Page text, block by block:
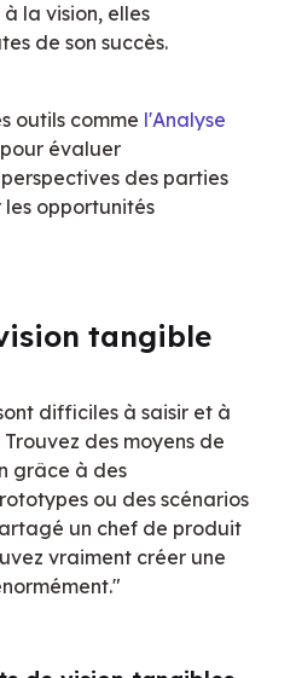
la vision, elles
de son succès.
outils comme l'Analyse
pour évaluer
des parties
opportunités
tangible
difficiles à saisir et à
des moyens de
grâce à des
ou des scénarios
un chef de produit
vraiment créer une